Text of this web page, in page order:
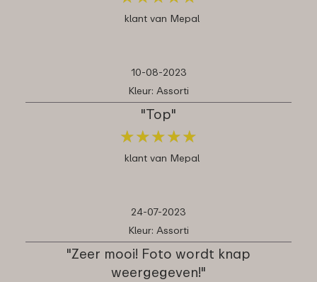
klant van Mepal
10-08-2023
Kleur: Assorti
"Top"
★★★★★
★★★★★
klant van Mepal
24-07-2023
Kleur: Assorti
"Zeer mooi! Foto wordt knap
weergegeven!"